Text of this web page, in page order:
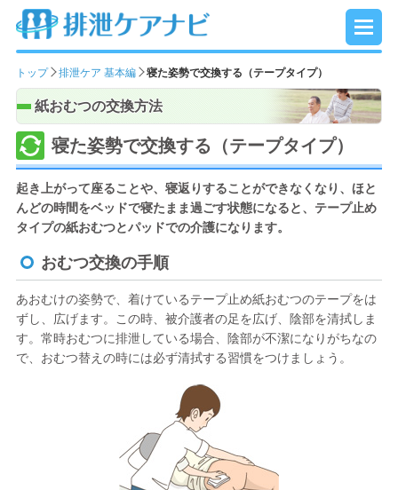
トップ 排泄ケア 基本編 寝た姿勢で交換する（テープタイプ）
紙おむつの交換方法
寝た姿勢で交換する（テープタイプ）
起き上がって座ることや、寝返りすることができなくなり、ほと
んどの時間をベッドで寝たまま過ごす状態になると、テープ止め
タイプの紙おむつとパッドでの介護になります。
おむつ交換の手順
あおむけの姿勢で、着けているテープ止め紙おむつのテープをは
ずし、広げます。この時、被介護者の足を広げ、陰部を清拭しま
す。常時おむつに排泄している場合、陰部が不潔になりがちなの
で、おむつ替えの時には必ず清拭する習慣をつけましょう。